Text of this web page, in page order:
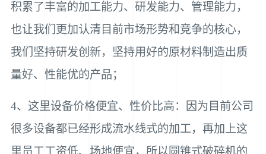
积累了丰富的加工能力、研发能力、管理能力，
也让我们更加认清目前市场形势和竞争的核心，
我们坚持研发创新，坚持用好的原材料制造出质
量好、性能优的产品；
4、这里设备价格便宜、性价比高：因为目前公司
很多设备都已经形成流水线式的加工，再加上这
里员工工资低、场地便宜，所以圆锥式破碎机的